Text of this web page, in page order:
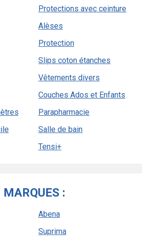
Protections avec ceinture
Alèses
Protection
Slips coton étanches
Vêtements divers
Couches Ados et Enfants
Parapharmacie
Salle de bain
Tensi+
MARQUES :
Abena
Suprima